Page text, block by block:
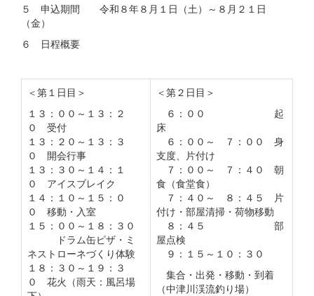
５ 申込期間 令和８年８月１日（土）～８月２１日
（金）
６ 日程概要
＜第１日目＞
１３：００～１３：２
０ 受付
１３：２０～１３：３
０ 開会行事
１３：３０～１４：１
０ アイスブレイク
１４：１０～１５：０
０ 移動・入室
１５：００～１８：３０
ドラム缶ピザ・ミ
ネストローネづくり体験
１８：３０～１９：３
０ 花火（雨天：風呂場
＜第２日目＞
６：００ 起
床
６：００～ ７：００ 身
支度、片付け
７：００～ ７：４０ 朝
食（食堂食）
７：４０～ ８：４５ 片
付け・部屋清掃・荷物移動
８：４５ 部
屋点検
９：１５～１０：３０
集合・出発・移動・到着
（中津川渓流釣り場）